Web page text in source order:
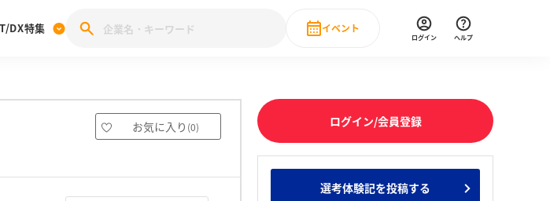
記投稿キャンペーン
みんなの新卒就職人気企業ランキング みんなのインターン人気企業ランキ
DX特集
28卒 IT・DX現場社員インタビュー
イベント
直近のイベント一覧
ログイン ヘルプ
お気に入り (0)
ログイン/会員登録
選考体験記を投稿する